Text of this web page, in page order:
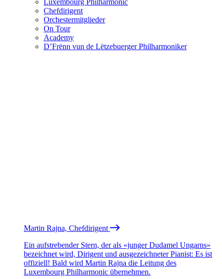
Chefdirigent
Orchestermitglieder
On Tour
Academy
D’Frënn vun de Lëtzebuerger Philharmoniker
Martin Rajna, Chefdirigent
Ein aufstrebender Stern, der als «junger Dudamel Ungarns»
bezeichnet wird, Dirigent und ausgezeichneter Pianist: Es ist
offiziell! Bald wird Martin Rajna die Leitung des
Luxembourg Philharmonic übernehmen.